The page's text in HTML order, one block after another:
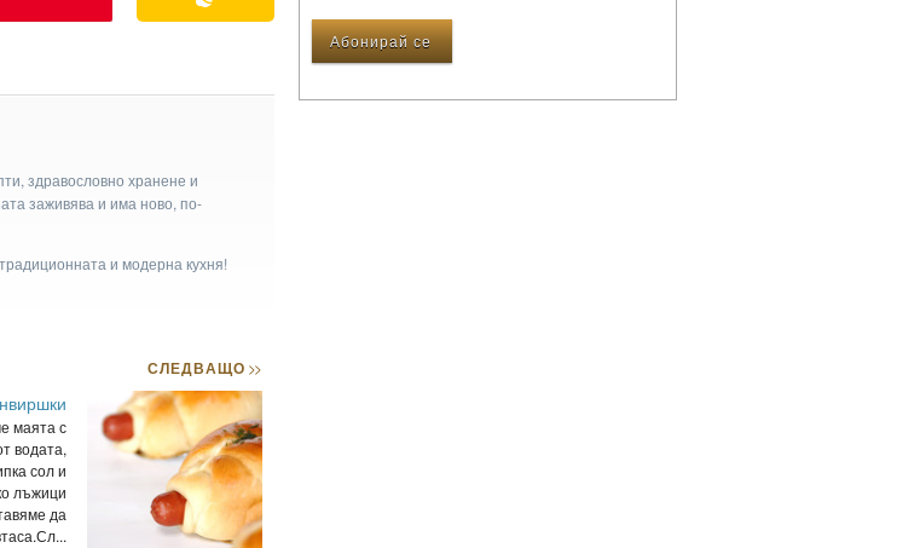
здравословно хранене и
заживява и има ново, по-
и модерна кухня!
СЛЕДВАЩО>>
маята с
водата,
сол и
лъжици
да